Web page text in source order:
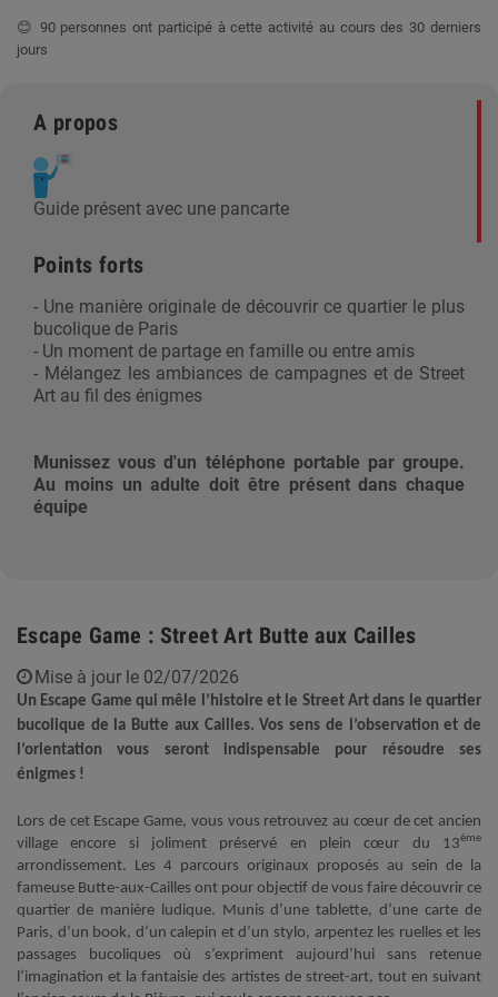
😊 90 personnes ont participé à cette activité au cours des 30 derniers
jours
A propos
Guide présent avec une pancarte
Points forts
- Une manière originale de découvrir ce quartier le plus
bucolique de Paris
- Un moment de partage en famille ou entre amis
- Mélangez les ambiances de campagnes et de Street
Art au fil des énigmes
Munissez vous d'un téléphone portable par groupe.
Au moins un adulte doit être présent dans chaque
équipe
Escape Game : Street Art Butte aux Cailles
Mise à jour le 02/07/2026
Un Escape Game qui mêle l’histoire et le Street Art dans le quartier
bucolique de la Butte aux Cailles. Vos sens de l’observation et de
l’orientation vous seront indispensable pour résoudre ses
énigmes !
Lors de cet Escape Game, vous vous retrouvez au cœur de cet ancien
village encore si joliment préservé en plein cœur du 13ème
arrondissement. Les 4 parcours originaux proposés au sein de la
fameuse Butte-aux-Cailles ont pour objectif de vous faire découvrir ce
quartier de manière ludique. Munis d’une tablette, d’une carte de
Paris, d’un book, d’un calepin et d’un stylo, arpentez les ruelles et les
passages bucoliques où s’expriment aujourd’hui sans retenue
l’imagination et la fantaisie des artistes de street-art, tout en suivant